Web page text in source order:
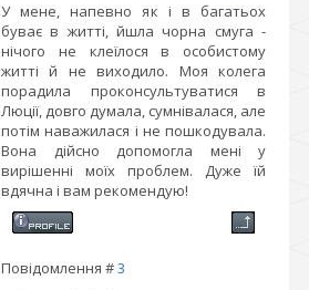
У мене, напевно як і в багатьох
буває в житті, йшла чорна смуга -
нічого не клеїлося в особистому
житті й не виходило. Моя колега
порадила проконсультуватися в
Люції, довго думала, сумнівалася, але
потім наважилася і не пошкодувала.
Вона дійсно допомогла мені у
вирішенні моїх проблем. Дуже їй
вдячна і вам рекомендую!
Повідомлення #3